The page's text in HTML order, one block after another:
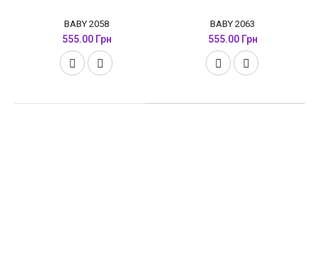
BABY 2058
555.00 Грн
BABY 2063
555.00 Грн